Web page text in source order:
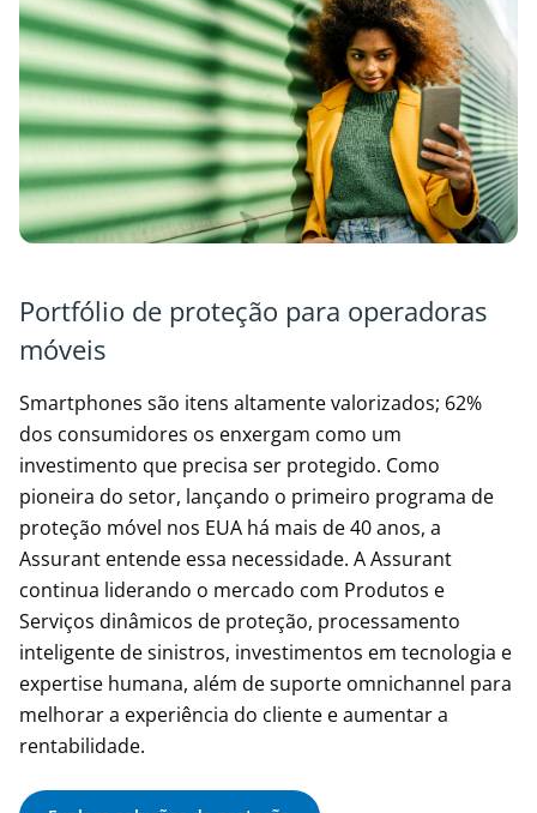
Portfólio de proteção para operadoras
móveis
Smartphones são itens altamente valorizados; 62%
dos consumidores os enxergam como um
investimento que precisa ser protegido. Como
pioneira do setor, lançando o primeiro programa de
proteção móvel nos EUA há mais de 40 anos, a
Assurant entende essa necessidade. A Assurant
continua liderando o mercado com Produtos e
Serviços dinâmicos de proteção, processamento
inteligente de sinistros, investimentos em tecnologia e
expertise humana, além de suporte omnichannel para
melhorar a experiência do cliente e aumentar a
rentabilidade.